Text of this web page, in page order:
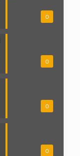
0
0
0
0